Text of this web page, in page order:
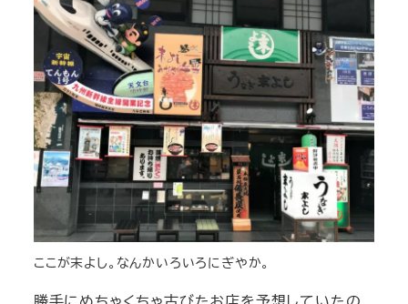
ここが末よし。なんかいろいろにぎやか。